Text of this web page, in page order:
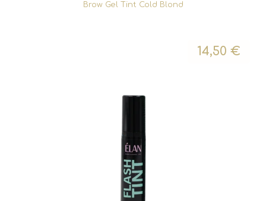
Brow Gel Tint Cold Blond
14,50 €